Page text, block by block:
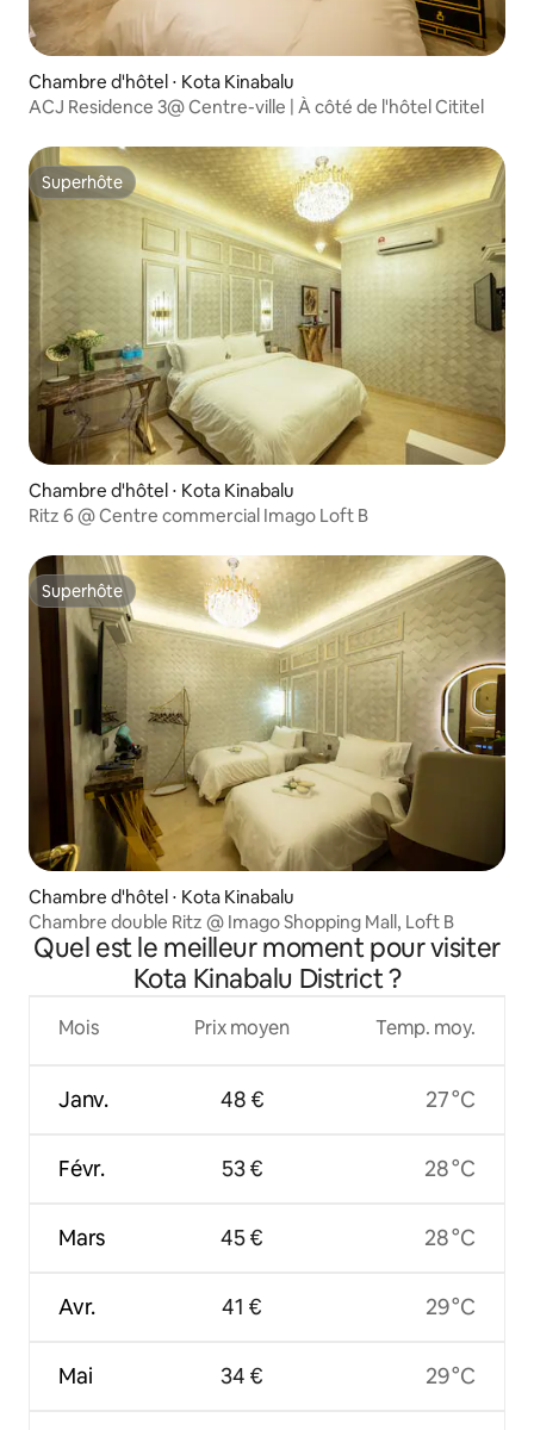
Chambre d'hôtel ⋅ Kota Kinabalu
ACJ Residence 3@ Centre-ville | À côté de l'hôtel Cititel
Superhôte
Superhôte
Chambre d'hôtel ⋅ Kota Kinabalu
Ritz 6 @ Centre commercial Imago Loft B
Superhôte
Superhôte
Chambre d'hôtel ⋅ Kota Kinabalu
Chambre double Ritz @ Imago Shopping Mall, Loft B
Quel est le meilleur moment pour visiter
Kota Kinabalu District ?
Mois
Janv.
Févr.
Mars
Avr.
Mai
Prix moyen
48 €
53 €
45 €
41 €
34 €
Temp. moy.
27 °C
28 °C
28 °C
29 °C
29 °C